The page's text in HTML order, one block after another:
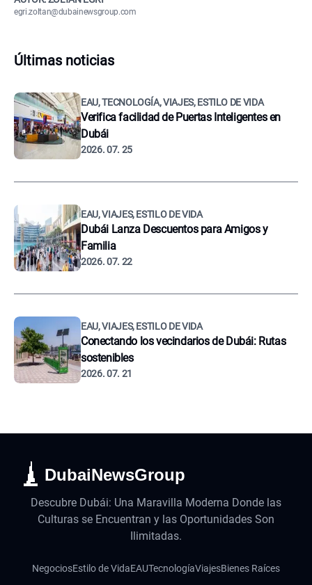
egri.zoltan@dubainewsgroup.com
Últimas noticias
EAU, TECNOLOGÍA, VIAJES, ESTILO DE VIDA
Verifica facilidad de Puertas Inteligentes en
Dubái
2026. 07. 25
EAU, VIAJES, ESTILO DE VIDA
Dubái Lanza Descuentos para Amigos y
Familia
2026. 07. 22
EAU, VIAJES, ESTILO DE VIDA
Conectando los vecindarios de Dubái: Rutas
sostenibles
2026. 07. 21
DubaiNewsGroup
Descubre Dubái: Una Maravilla Moderna Donde las
Culturas se Encuentran y las Oportunidades Son
Ilimitadas.
NegociosEstilo de VidaEAUTecnologíaViajesBienes Raíces